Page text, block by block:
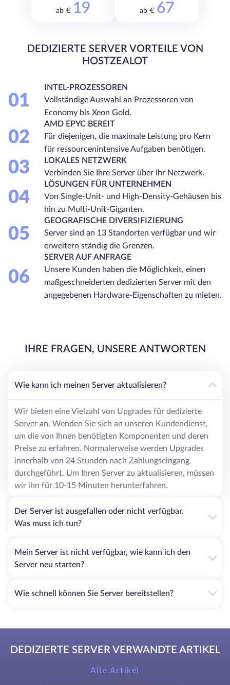
ab € 19 ab € 67
DEDIZIERTE SERVER VORTEILE VON
HOSTZEALOT
01
INTEL-PROZESSOREN
Vollständige Auswahl an Prozessoren von
Economy bis Xeon Gold.
02
AMD EPYC BEREIT
Für diejenigen, die maximale Leistung pro Kern
für ressourcenintensive Aufgaben benötigen.
03
LOKALES NETZWERK
Verbinden Sie Ihre Server über Ihr Netzwerk.
04
LÖSUNGEN FÜR UNTERNEHMEN
Von Single-Unit- und High-Density-Gehäusen bis
hin zu Multi-Unit-Giganten.
05
GEOGRAFISCHE DIVERSIFIZIERUNG
Server sind an 13 Standorten verfügbar und wir
erweitern ständig die Grenzen.
06
SERVER AUF ANFRAGE
Unsere Kunden haben die Möglichkeit, einen
maßgeschneiderten dedizierten Server mit den
angegebenen Hardware-Eigenschaften zu mieten.
IHRE FRAGEN, UNSERE ANTWORTEN
Wie kann ich meinen Server aktualisieren?
Wir bieten eine Vielzahl von Upgrades für dedizierte
Server an. Wenden Sie sich an unseren Kundendienst,
um die von Ihnen benötigten Komponenten und deren
Preise zu erfahren. Normalerweise werden Upgrades
innerhalb von 24 Stunden nach Zahlungseingang
durchgeführt. Um Ihren Server zu aktualisieren, müssen
wir ihn für 10-15 Minuten herunterfahren.
Der Server ist ausgefallen oder nicht verfügbar.
Was muss ich tun?
Mein Server ist nicht verfügbar, wie kann ich den
Server neu starten?
Wie schnell können Sie Server bereitstellen?
DEDIZIERTE SERVER VERWANDTE ARTIKEL
Alle Artikel